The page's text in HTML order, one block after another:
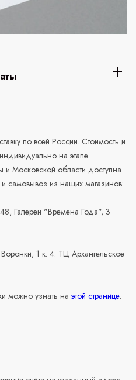
по всей России. Стоимость и
на этапе
Московской области доступна
самовывоз из наших магазинов:
48, Галереи "Времена Года", 3
1 к. 4. ТЦ Архангельское
можно узнать на этой странице.